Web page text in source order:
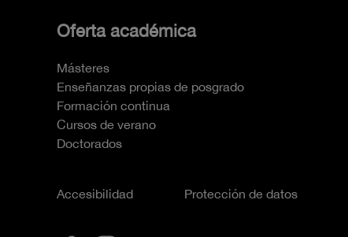
Oferta académica
Másteres
Enseñanzas propias de posgrado
Formación continua
Cursos de verano
Doctorados
Accesibilidad Protección de datos